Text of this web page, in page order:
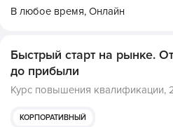
В любое время, Онлайн
Быстрый старт на рынке.
до прибыли
Курс повышения квалификации,
КОРПОРАТИВНЫЙ